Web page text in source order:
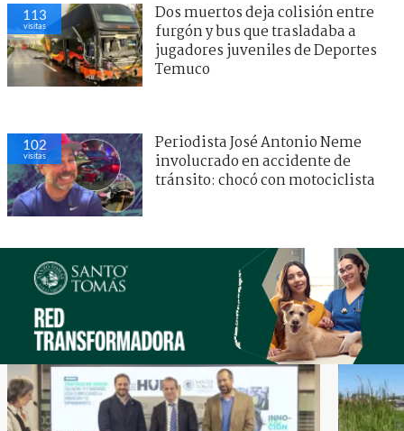
113
visitas
Dos muertos deja colisión entre
furgón y bus que trasladaba a
jugadores juveniles de Deportes
Temuco
102
visitas
Periodista José Antonio Neme
involucrado en accidente de
tránsito: chocó con motociclista